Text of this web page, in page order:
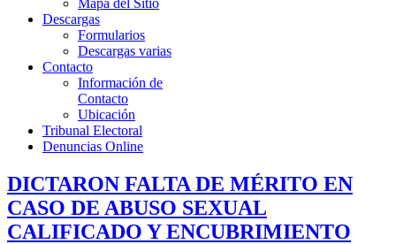
Mapa del Sitio
Descargas
Formularios
Descargas varias
Contacto
Información de
Contacto
Ubicación
Tribunal Electoral
Denuncias Online
DICTARON FALTA DE MÉRITO EN
CASO DE ABUSO SEXUAL
CALIFICADO Y ENCUBRIMIENTO